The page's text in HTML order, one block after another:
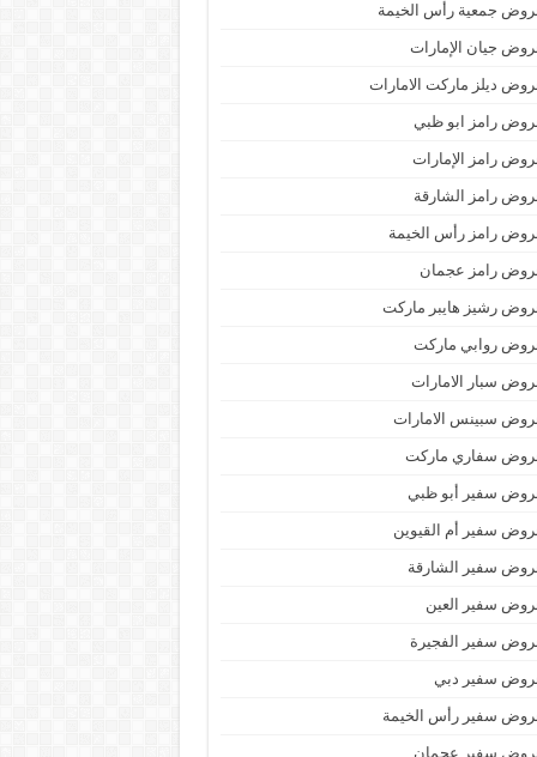
جمعية رأس الخيمة
جيان الإمارات
ديلز ماركت الامارات
رامز ابو ظبي
رامز الإمارات
رامز الشارقة
رامز رأس الخيمة
رامز عجمان
رشيز هايبر ماركت
روابي ماركت
سبار الامارات
سبينس الامارات
سفاري ماركت
سفير أبو ظبي
سفير أم القيوين
سفير الشارقة
سفير العين
سفير الفجيرة
سفير دبي
سفير رأس الخيمة
سفير عجمان